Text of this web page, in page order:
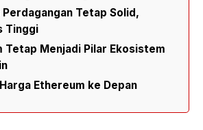
Tetap Solid,
Tinggi
Tetap Menjadi Pilar Ekosistem
Ethereum ke Depan